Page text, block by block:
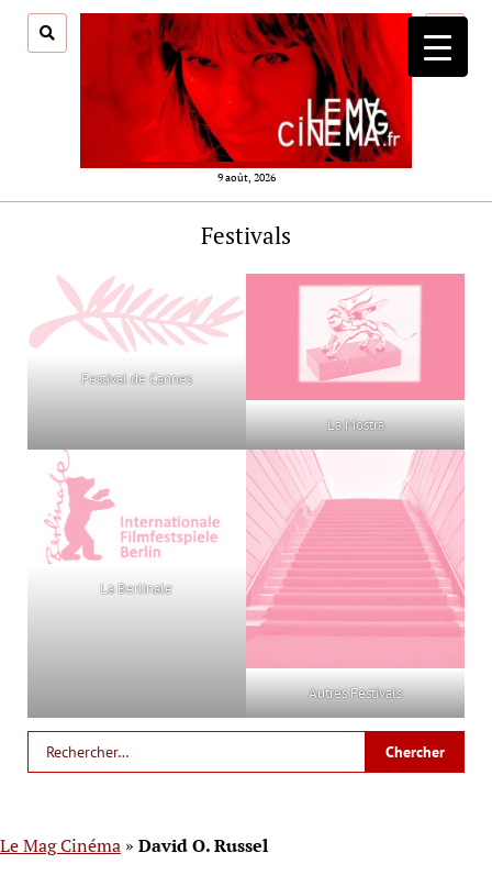
9 août, 2026
menu
Festivals
Festival de Cannes
La Mostra
La Berlinale
Autres Festivals
Le Mag Cinéma » David O. Russel